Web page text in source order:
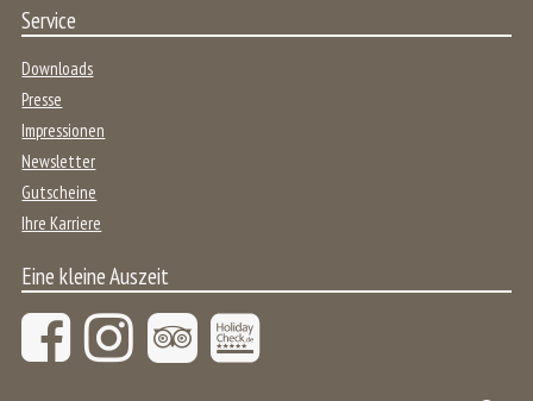
Service
Downloads
Presse
Impressionen
Newsletter
Gutscheine
Ihre Karriere
Eine kleine Auszeit